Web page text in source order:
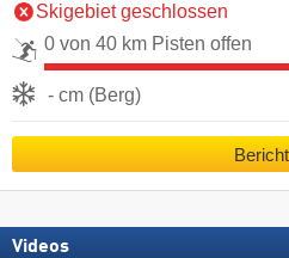
Skigebiet geschlossen
0 von 40 km Pisten offen
- cm (Berg)
Bericht
Videos